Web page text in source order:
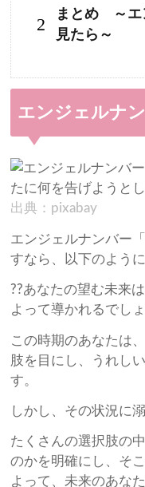
2
まとめ ～エ
見たら～
エンジェルナ
出典：pixabay
エンジェルナンバー
すなら、以下のよう
??あなたの望む未来
よって導かれるでしょ
この時期のあなたは
肢を目にし、うれし
す。
しかし、その状況に
たくさんの選択肢の
のかを明確にし、そ
よって、未来のあな